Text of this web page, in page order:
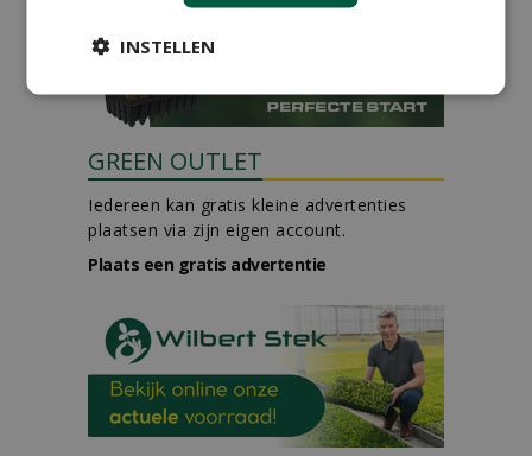
GREEN OUTLET
Iedereen kan gratis kleine advertenties
plaatsen via zijn eigen account.
Plaats een gratis advertentie
INSTELLEN